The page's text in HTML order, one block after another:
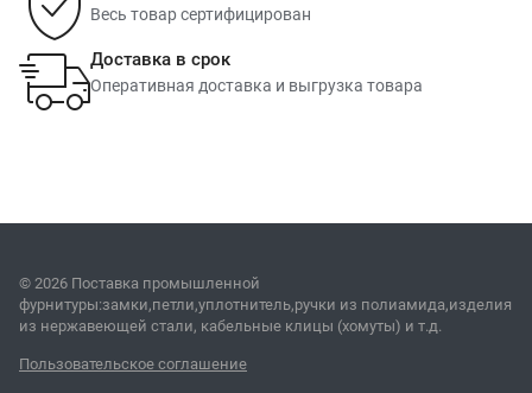
Весь товар сертифицирован
Доставка в срок
Оперативная доставка и выгрузка товара
© 2026 Поставка промышленной
фурнитуры:замки,петли,уплотнитель,ручки из полиамида,изделия
из нержавеющей стали, кабельные клицы (хомуты) и т.д.
Пользовательское соглашение